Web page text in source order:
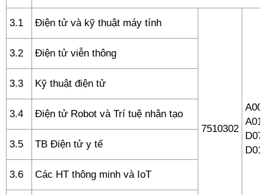
3.1 Điện tử và kỹ thuật máy tính
7510302
A00
A01,
D07,
D01
3.2 Điện tử viễn thông
3.3 Kỹ thuật điện tử
3.4 Điện tử Robot và Trí tuệ nhân tạo
3.5 TB Điện tử y tế
3.6 Các HT thông minh và IoT